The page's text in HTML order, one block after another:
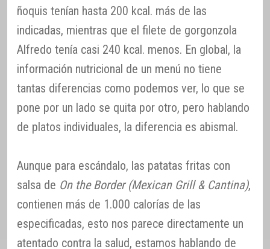
ñoquis tenían hasta 200 kcal. más de las
indicadas, mientras que el filete de gorgonzola
Alfredo tenía casi 240 kcal. menos. En global, la
información nutricional de un menú no tiene
tantas diferencias como podemos ver, lo que se
pone por un lado se quita por otro, pero hablando
de platos individuales, la diferencia es abismal.
Aunque para escándalo, las patatas fritas con
salsa de On the Border (Mexican Grill & Cantina),
contienen más de 1.000 calorías de las
especificadas, esto nos parece directamente un
atentado contra la salud, estamos hablando de